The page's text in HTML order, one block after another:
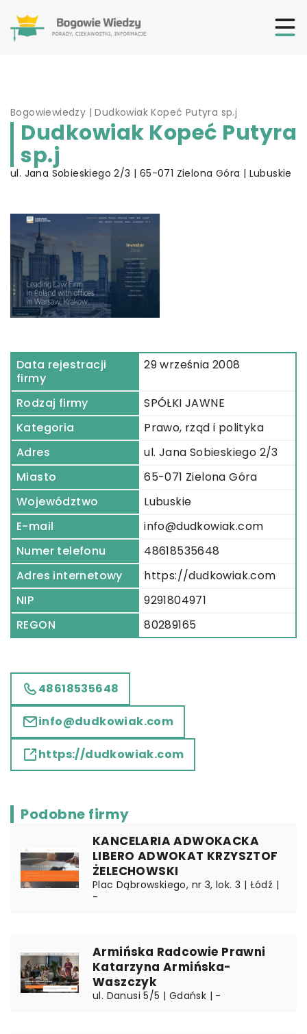
Bogowiewiedzy |Dudkowiak Kopeć Putyra sp.j
Dudkowiak Kopeć Putyra
sp.j
ul. Jana Sobieskiego 2/3 | 65-071 Zielona Góra | Lubuskie
Data rejestracji
firmy
29 września 2008
Rodzaj firmy
SPÓŁKI JAWNE
Kategoria
Prawo, rząd i polityka
Adres
ul. Jana Sobieskiego 2/3
Miasto
65-071 Zielona Góra
Województwo
Lubuskie
E-mail
info@dudkowiak.com
Numer telefonu
48618535648
Adres internetowy
https://dudkowiak.com
NIP
9291804971
REGON
80289165
48618535648
info@dudkowiak.com
https://dudkowiak.com
Podobne firmy
KANCELARIA ADWOKACKA
LIBERO ADWOKAT KRZYSZTOF
ŻELECHOWSKI
Plac Dąbrowskiego, nr 3, lok. 3 | Łódź |
-
Armińska Radcowie Prawni
Katarzyna Armińska-
Waszczyk
ul. Danusi 5/5 | Gdańsk | -